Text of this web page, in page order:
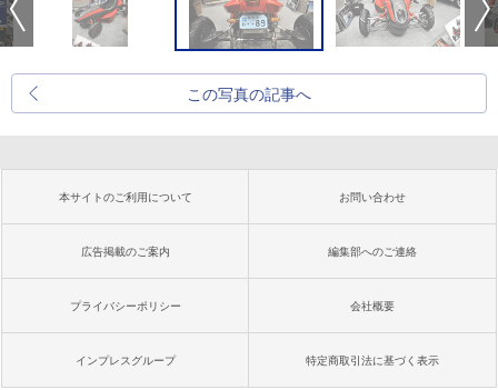
この写真の記事へ
本サイトのご利用について お問い合わせ
広告掲載のご案内 編集部へのご連絡
プライバシーポリシー 会社概要
インプレスグループ 特定商取引法に基づく表示